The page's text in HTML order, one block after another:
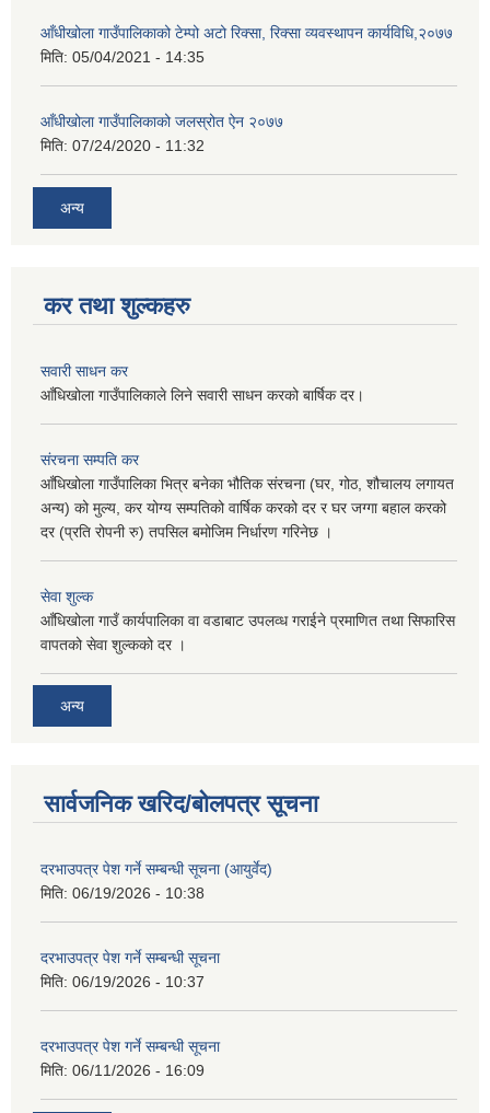
आँधीखोला गाउँपालिकाको टेम्पो अटो रिक्सा, रिक्सा व्यवस्थापन कार्यविधि,२०७७
मिति: 05/04/2021 - 14:35
आँधीखोला गाउँपालिकाको जलस्रोत ऐन २०७७
मिति: 07/24/2020 - 11:32
अन्य
कर तथा शुल्कहरु
सवारी साधन कर
आँधिखोला गाउँपालिकाले लिने सवारी साधन करको बार्षिक दर।
संरचना सम्पति कर
आँधिखोला गाउँपालिका भित्र बनेका भौतिक संरचना (घर, गोठ, शौचालय लगायत
अन्य) को मुल्य, कर योग्य सम्पतिको वार्षिक करको दर र घर जग्गा बहाल करको
दर (प्रति रोपनी रु) तपसिल बमोजिम निर्धारण गरिनेछ ।
सेवा शुल्क
आँधिखोला गाउँ कार्यपालिका वा वडाबाट उपलव्ध गराईने प्रमाणित तथा सिफारिस
वापतको सेवा शुल्कको दर ।
अन्य
सार्वजनिक खरिद/बोलपत्र सूचना
दरभाउपत्र पेश गर्ने सम्बन्धी सूचना (आयुर्वेद)
मिति: 06/19/2026 - 10:38
दरभाउपत्र पेश गर्ने सम्बन्धी सूचना
मिति: 06/19/2026 - 10:37
दरभाउपत्र पेश गर्ने सम्बन्धी सूचना
मिति: 06/11/2026 - 16:09